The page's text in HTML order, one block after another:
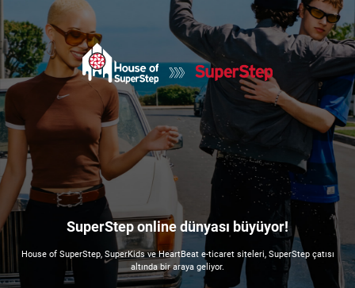
SuperStep online dünyası büyüyor!
House of SuperStep, SuperKids ve HeartBeat e-ticaret siteleri, SuperStep çatısı
altında bir araya geliyor.